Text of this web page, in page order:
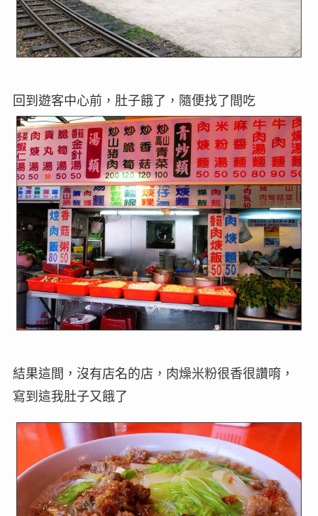
回到遊客中心前，肚子餓了，隨便找了間吃
結果這間，沒有店名的店，肉燥米粉很香很讚唷，
寫到這我肚子又餓了